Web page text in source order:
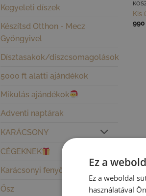
Kegyeleti díszek
Készítsd Otthon - Mecz
Gyöngyivel
Dísztasakok/díszcsomagolások
5000 ft alatti ajándékok
Mikulás ajándékok
Adventi naptárak
KARÁCSONY
CÉGEKNEK
Karácsonyi fenyőfadíszek
Ősz
Kis
990
Ez a
Ez a weboldal
használatával